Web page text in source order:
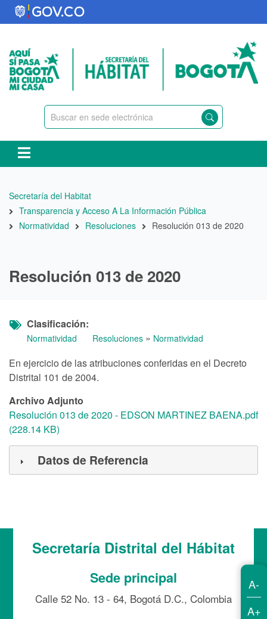
Pasar
al
principal
Ruta
de
navegación
Secretaría del Habitat
Transparencia y Acceso A La Información Pública
Normatividad
Resoluciones Resolución 013 de 2020
Resolución 013 de 2020
Clasificación
Normatividad Resoluciones » Normatividad
En ejercicio de las atribuciones conferidas en el Decreto
Distrital 101 de 2004.
Archivo Adjunto
Resolución 013 de 2020 - EDSON MARTINEZ BAENA.pdf
(228.14 KB)
Datos de Referencia
Secretaría Distrital del Hábitat
Sede principal
Calle 52 No. 13 - 64, Bogotá D.C., Colombia
A-
A+